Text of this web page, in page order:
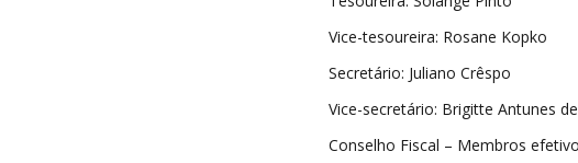
Vice-tesoureira: Rosane Kopko
Secretário: Juliano Crêspo
Vice-secretário: Brigitte Antunes
Conselho Fiscal – Membros